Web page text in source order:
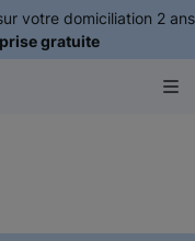
votre domiciliation 2 ans
gratuite